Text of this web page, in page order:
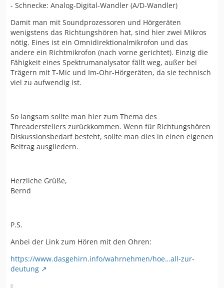
- Schnecke: Analog-Digital-Wandler (A/D-Wandler)
Damit man mit Soundprozessoren und Hörgeräten
wenigstens das Richtungshören hat, sind hier zwei Mikros
nötig. Eines ist ein Omnidirektionalmikrofon und das
andere ein Richtmikrofon (nach vorne gerichtet). Einzig die
Fähigkeit eines Spektrumanalysator fällt weg, außer bei
Trägern mit T-Mic und Im-Ohr-Hörgeräten, da sie technisch
viel zu aufwendig ist.
So langsam sollte man hier zum Thema des
Threaderstellers zurückkommen. Wenn für Richtungshören
Diskussionsbedarf besteht, sollte man dies in einen eigenen
Beitrag ausgliedern.
Herzliche Grüße,
Bernd
P.S.
Anbei der Link zum Hören mit den Ohren:
https://www.dasgehirn.info/wahrnehmen/hoe…all-zur-
deutung